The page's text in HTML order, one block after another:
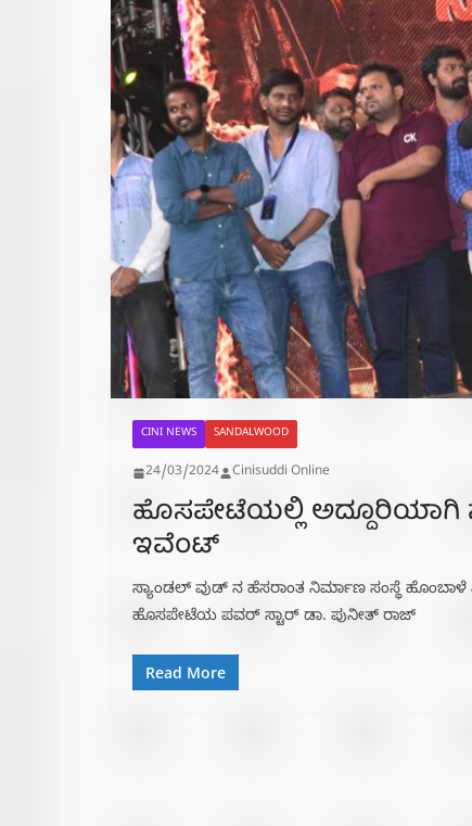
CINI NEWS SANDALWOOD
24/03/2024 Cinisuddi Online
ಹೊಸಪೇಟೆಯಲ್ಲಿ ಅದ್ದೂರಿಯಾಗಿ
ಇವೆಂಟ್
ಸ್ಯಾಂಡಲ್ ವುಡ್ ನ ಹೆಸರಾಂತ ನಿರ್ಮಾಣ ಸಂಸ್ಥೆ
ಹೊಸಪೇಟೆಯ ಪವರ್ ಸ್ಟಾರ್ ಡಾ. ಪುನೀತ್ ರಾಜ್
Read More